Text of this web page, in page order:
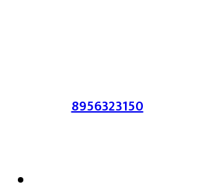
संपर्क :-8956323150/ ईमेल :-